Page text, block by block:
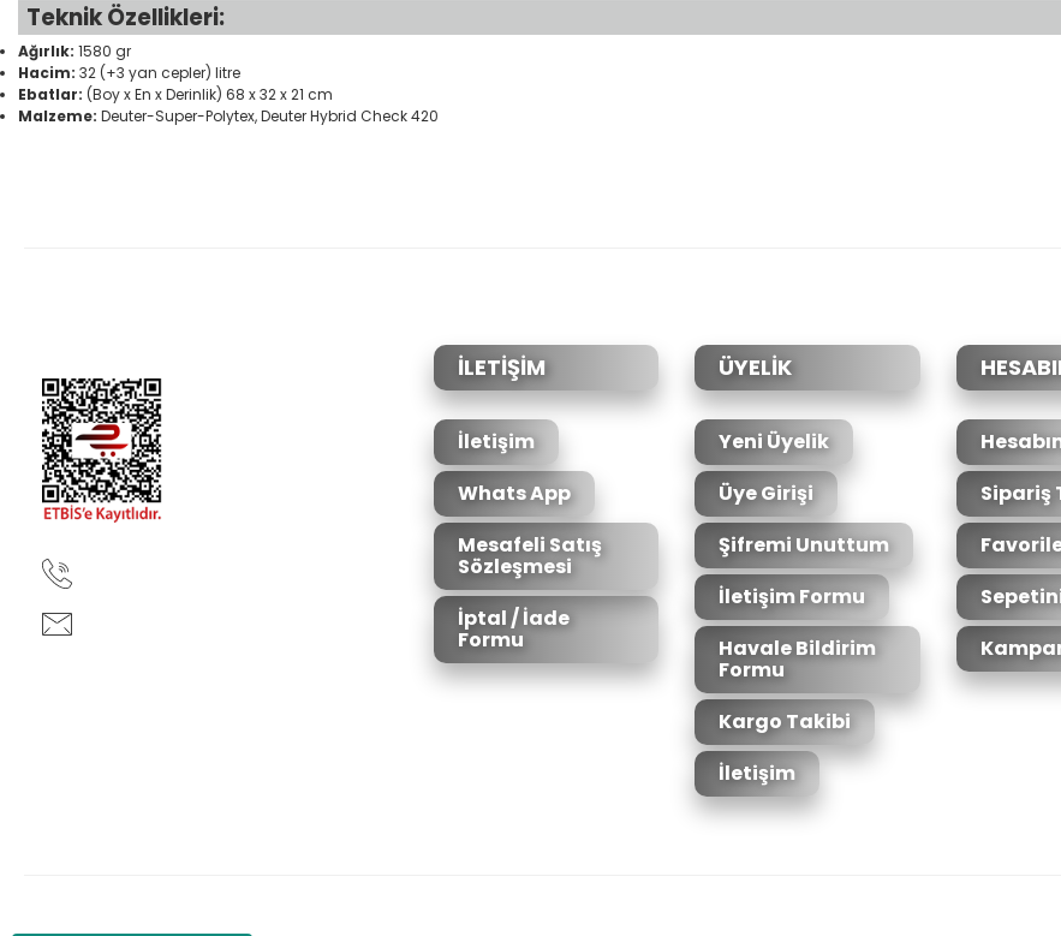
Teknik Özellikleri:
Ağırlık: 1580 gr
Hacim: 32 (+3 yan cepler) litre
Ebatlar: (Boy x En x Derinlik) 68 x 32 x 21 cm
Malzeme: Deuter-Super-Polytex, Deuter Hybrid Check 420
Ürün fiyatı diğer sitelerden daha pahalı.
Bu ürüne benzer farklı alternatifler olmalı.
İLETİŞİM
İletişim
Whats App
Mesafeli Satış
Sözleşmesi
İptal / İade
Formu
ÜYELİK
Yeni Üyelik
Üye Girişi
Şifremi Unuttum
İletişim Formu
Havale Bildirim
Formu
Kargo Takibi
İletişim
Sipariş